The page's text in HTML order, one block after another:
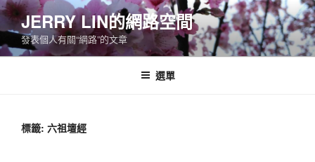
跳
至
主
要
JERRY LIN的網路空間
發表個人有關“網路”的文章
選單
標籤: 六祖壇經